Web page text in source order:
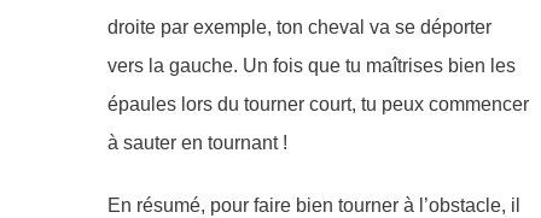
droite par exemple, ton cheval va se déporter
vers la gauche. Un fois que tu maîtrises bien les
épaules lors du tourner court, tu peux commencer
à sauter en tournant !
En résumé, pour faire bien tourner à l’obstacle, il